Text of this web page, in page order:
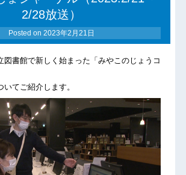
2/28放送）
Posted on 2023年2月21日
図書館で新しく始まった「みやこのじょうコ
いてご紹介します。